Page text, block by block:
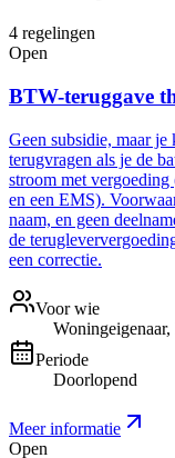
4 regelingen
Open
BTW-teruggave
Geen subsidie, maar
terugvragen als je de
stroom met vergoeding
en een EMS).
naam, en geen
de
een correctie.
Voor wie
Periode
Doorlopend
Meer informatie
Open